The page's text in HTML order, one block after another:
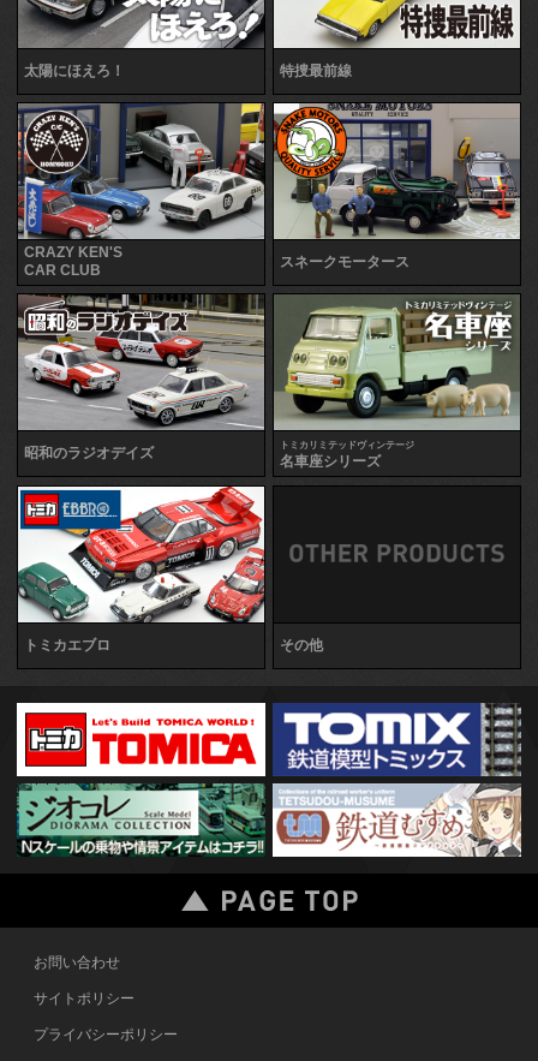
太陽にほえろ！ 特捜最前線
CRAZY KEN'S
CAR CLUB
スネークモータース
昭和のラジオデイズ トミカリミテッドヴィンテージ
名車座シリーズ
トミカエブロ その他
お問い合わせ
サイトポリシー
プライバシーポリシー